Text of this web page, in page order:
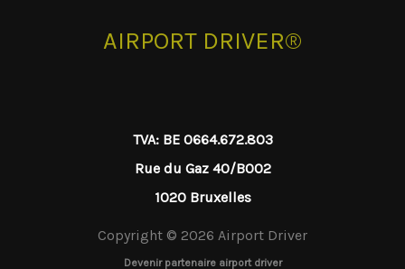
AIRPORT DRIVER®
TVA: BE 0664.672.803
Rue du Gaz 40/B002
1020 Bruxelles
Copyright © 2026 Airport Driver
Devenir partenaire airport driver